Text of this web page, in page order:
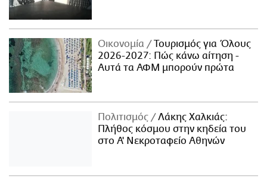
Οικονομία
Τουρισμός για Όλους
2026-2027: Πώς κάνω αίτηση -
Αυτά τα ΑΦΜ μπορούν πρώτα
Πολιτισμός
Λάκης Χαλκιάς:
Πλήθος κόσμου στην κηδεία του
στο Α' Νεκροταφείο Αθηνών